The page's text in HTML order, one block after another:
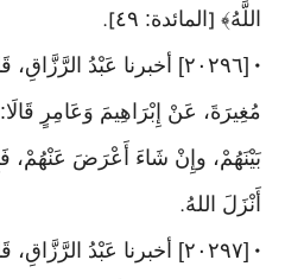
اللَّهُ﴾ [ المائدة: ٤٩ ].
•
[٢٠٢٩٦] أخبرنا عَبْدُ
مُغِيرَةَ، عَنْ إِبْرَاهِيمَ وَعَامِرٍ
بَيْنَهُمْ، وإِنْ شَاءَ أَعْرَضَ عَنْهُمْ،
أَنْزَلَ اللهُ.
•
[٢٠٢٩٧] أخبرنا عَبْدُ